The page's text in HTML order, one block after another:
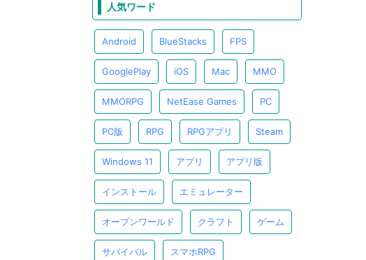
人気ワード
Android BlueStacks FPS
GooglePlay iOS Mac MMO
MMORPG NetEase Games PC
PC版 RPG RPGアプリ Steam
Windows 11 アプリ アプリ版
インストール エミュレーター
オープンワールド クラフト ゲーム
サバイバル スマホRPG